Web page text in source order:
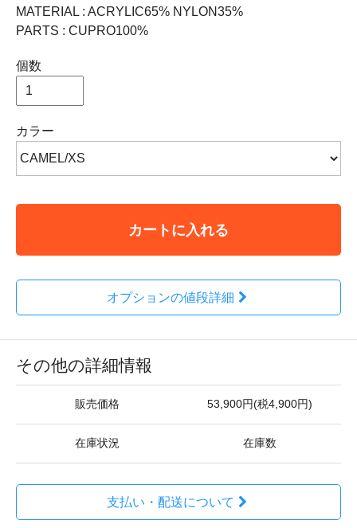
MATERIAL : ACRYLIC65% NYLON35%
PARTS : CUPRO100%
個数
カラー
カートに入れる
オプションの値段詳細
その他の詳細情報
販売価格 53,900円(税4,900円)
在庫状況 在庫数
支払い・配送について